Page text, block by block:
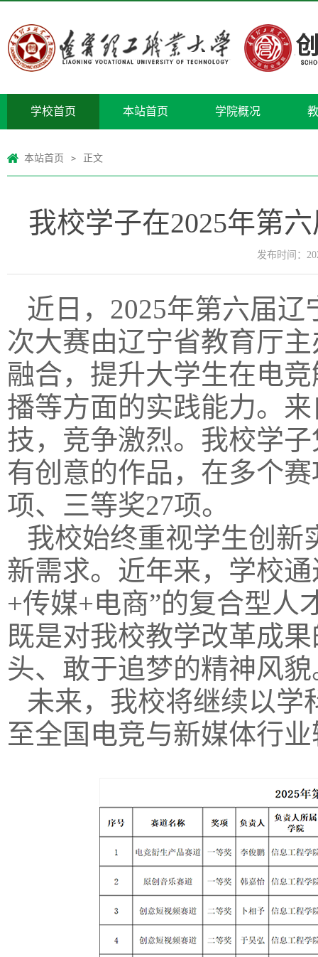
学校首页 本站首页 学院概况
本站首页 > 正文
我校学子在2025年第
发布时间：
近日，2025年第六届
次大赛由辽宁省教育厅
融合，提升大学生在电
播等方面的实践能力。
技，竞争激烈。我校学
有创意的作品，在多个
项、三等奖27项。
我校始终重视学生创新
新需求。近年来，学校
+传媒+电商”的复合型人
既是对我校教学改革成
头、敢于追梦的精神风貌
未来，我校将继续以学
至全国电竞与新媒体行